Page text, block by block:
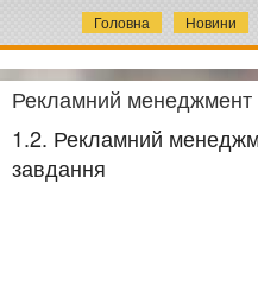
Головна Новини
Рекламний менеджмент
1.2. Рекламний
завдання